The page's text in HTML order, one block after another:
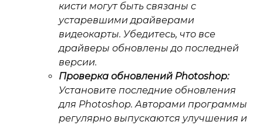
кисти могут быть связаны с
устаревшими драйверами
видеокарты. Убедитесь, что все
драйверы обновлены до последней
версии.
Проверка обновлений Photoshop:
Установите последние обновления
для Photoshop. Авторами программы
регулярно выпускаются улучшения и